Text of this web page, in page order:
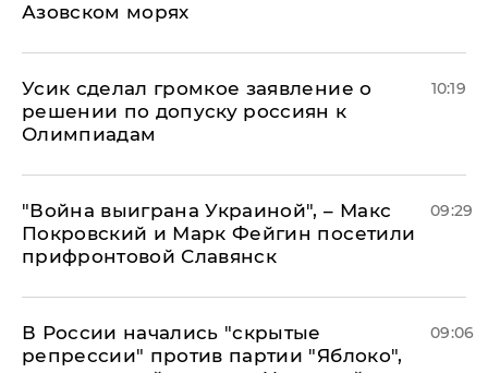
Азовском морях
Усик сделал громкое заявление о
решении по допуску россиян к
Олимпиадам
10:19
"Война выиграна Украиной", – Макс
Покровский и Марк Фейгин посетили
прифронтовой Славянск
09:29
В России начались "скрытые
репрессии" против партии "Яблоко",
09:06